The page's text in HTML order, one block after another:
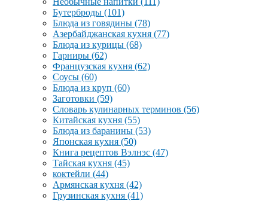
Бутерброды (101)
Блюда из говядины (78)
Азербайджанская кухня (77)
Блюда из курицы (68)
Гарниры (62)
Французская кухня (62)
Соусы (60)
Блюда из круп (60)
Заготовки (59)
Словарь кулинарных терминов (56)
Китайская кухня (55)
Блюда из баранины (53)
Японская кухня (50)
Книга рецептов Вэлнэс (47)
Тайская кухня (45)
коктейли (44)
Армянская кухня (42)
Грузинская кухня (41)